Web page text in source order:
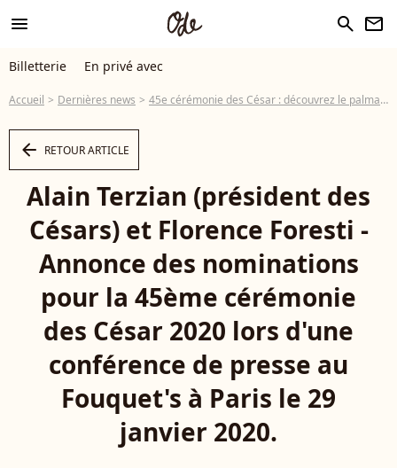
menu search newsletter
Billetterie En privé avec
Accueil Dernières news 45e cérémonie des César : découvrez le palmarès complet
arrow_left RETOUR ARTICLE
Alain Terzian (président des
Césars) et Florence Foresti -
Annonce des nominations
pour la 45ème cérémonie
des César 2020 lors d'une
conférence de presse au
Fouquet's à Paris le 29
janvier 2020.